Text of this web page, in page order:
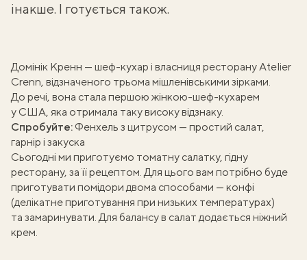
інакше. І готується також.
Домінік Кренн — шеф-кухар і власниця ресторану Atelier
Crenn, відзначеного трьома мішленівськими зірками.
До речі, вона стала першою жінкою-шеф-кухарем
у США, яка отримала таку високу відзнаку.
Спробуйте:Фенхель з цитрусом — простий салат,
гарнір і закуска
Сьогодні ми приготуємо томатну салатку, гідну
ресторану, за її рецептом. Для цього вам потрібно буде
приготувати помідори двома способами — конфі
(делікатне приготування при низьких температурах)
та замаринувати. Для балансу в салат додається ніжний
крем.